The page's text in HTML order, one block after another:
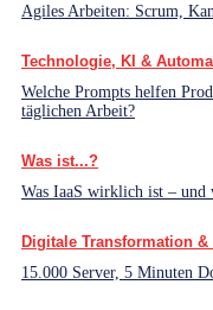
Agiles Arbeiten: Scrum,
Technologie, KI &
Welche Prompts helfen
täglichen Arbeit?
Was ist...?
Was IaaS wirklich ist –
Digitale Transformation &
15.000 Server, 5 Minuten